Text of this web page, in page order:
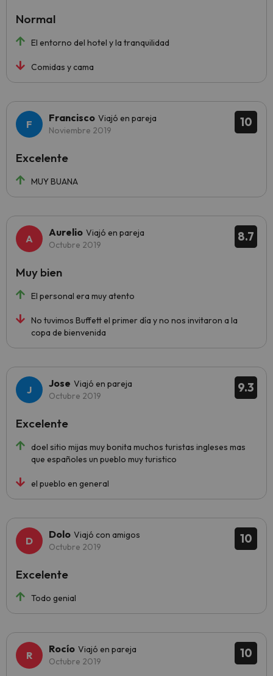
El entorno del hotel y la tranquilidad
Comidas y cama
Normal
10
Francisco Viajó en pareja
Noviembre 2019
MUY BUANA
Excelente
8.7
Aurelio Viajó en pareja
Octubre 2019
El personal era muy atento
No tuvimos Buffett el primer día y no nos invitaron a la
copa de bienvenida
Muy bien
9.3
Jose Viajó en pareja
Octubre 2019
doel sitio mijas muy bonita muchos turistas ingleses mas
que españoles un pueblo muy turistico
el pueblo en general
Excelente
10
Dolo Viajó con amigos
Octubre 2019
Todo genial
Excelente
10
Rocío Viajó en pareja
Octubre 2019